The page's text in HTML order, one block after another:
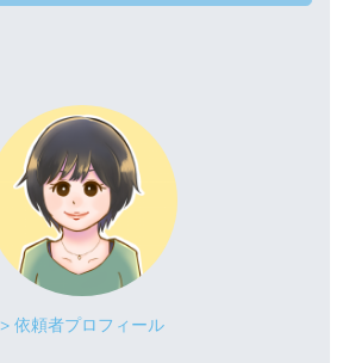
> 依頼者プロフィール